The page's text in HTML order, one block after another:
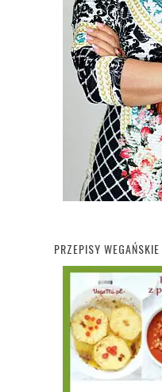
PRZEPISY